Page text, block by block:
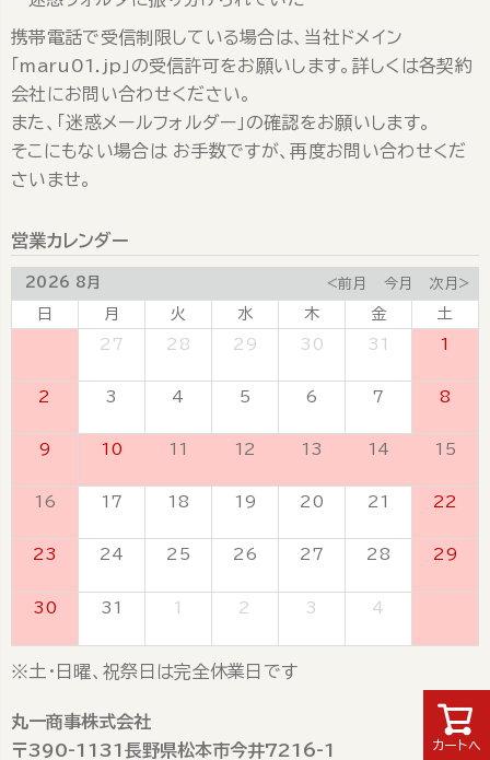
カートへ
携帯電話で受信制限している場合は、当社ドメイン
「maru01.jp」の受信許可をお願いします。詳しくは各契約
会社にお問い合わせください。
また、「迷惑メールフォルダー」の確認をお願いします。
そこにもない場合は お手数ですが、再度お問い合わせくだ
さいませ。
営業カレンダー
2026 8月 <前月 今月 次月>
日 月 火 水 木 金
土
27 28 29 30 31 1
2 3 4 5 6 7 8
9 10 11 12 13 14 15
16 17 18 19 20 21 22
23 24 25 26 27 28 29
30 31 1 2 3 4
※土・日曜、祝祭日は完全休業日です
丸一商事株式会社
〒390-1131長野県松本市今井7216-1